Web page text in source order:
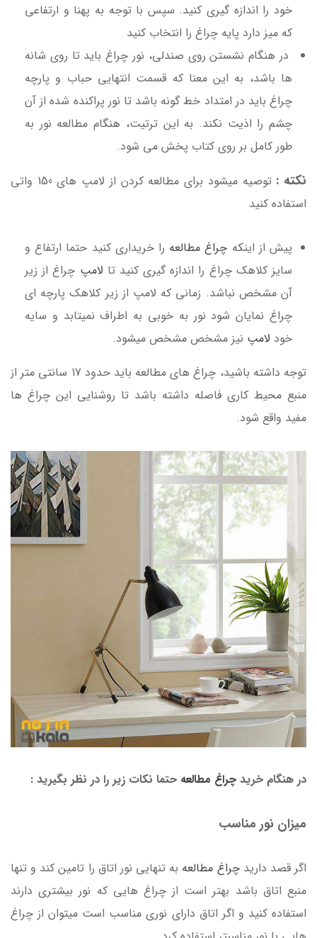
خود را اندازه گیری کنید. سپس با توجه به پهنا و ارتفاعی
که میز دارد پایه چراغ را انتخاب کنید
در هنگام نشستن روی صندلی، نور چراغ باید تا روی شانه
ها باشد، به این معنا که قسمت انتهایی حباب و پارچه
چراغ باید در امتداد خط گونه باشد تا نور پراکنده شده از آن
چشم را اذیت نکند. به این ترتیت، هنگام مطالعه نور به
طور کامل بر روی کتاب پخش می شود.
نکته :
توصیه میشود برای مطالعه کردن از لامپ های 150 واتی
استفاده کنید
پیش از اینکه چراغ مطالعه را خریداری کنید حتما ارتفاع و
سایز کلاهک چراغ را اندازه گیری کنید تا لامپ چراغ از زیر
آن مشخص نباشد. زمانی که لامپ از زیر کلاهک پارچه ای
چراغ نمایان شود نور به خوبی به اطراف نمیتابد و سایه
خود لامپ نیز مشخص مشخص میشود.
توجه داشته باشید، چراغ های مطالعه باید حدود 17 سانتی متر از
منبع محیط کاری فاصله داشته باشد تا روشنایی این چراغ ها
مفید واقع شود.
در هنگام خرید چراغ مطالعه حتما نکات زیر را در نظر بگیرید :
میزان نور مناسب
اگر قصد داریدچراغ مطالعه به تنهایی نور اتاق را تامین کند و تنها
منبع اتاق باشد بهتر است از چراغ هایی که نور بیشتری دارند
استفاده کنید و اگر اتاق دارای نوری مناسب است میتوان از چراغ